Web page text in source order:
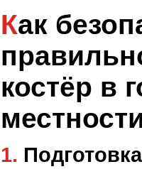
Как безопасно и
костёр в
1.